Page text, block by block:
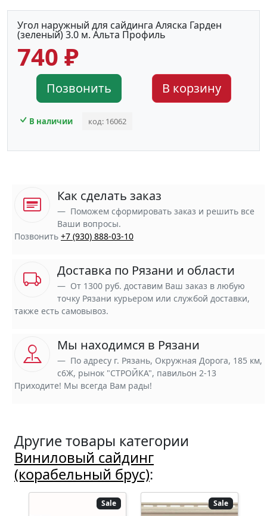
Угол наружный для сайдинга Аляска Гарден
(зеленый) 3.0 м. Альта Профиль
740 ₽
Позвонить В корзину
В наличии код: 16062
Как сделать заказ
Поможем сформировать заказ и решить все
Ваши вопросы.
Позвонить +7 (930) 888-03-10
Доставка по Рязани и области
От 1300 руб. доставим Ваш заказ в любую
точку Рязани курьером или службой доставки,
также есть самовывоз.
Мы находимся в Рязани
По адресу г. Рязань, Окружная Дорога, 185 км,
с6Ж, рынок "СТРОЙКА", павильон 2-13
Приходите! Мы всегда Вам рады!
Другие товары категории
Виниловый сайдинг
(корабельный брус):
Sale Sale